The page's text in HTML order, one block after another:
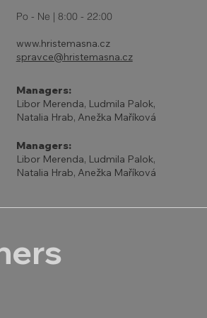
Po - Ne | 8:00 - 22:00
www.hristemasna.cz
spravce@hristemasna.cz
Managers:
Libor Merenda, Ludmila Palok,
Natalia Hrab, Anežka Maříková
Managers:
Libor Merenda, Ludmila Palok,
Natalia Hrab, Anežka Maříková